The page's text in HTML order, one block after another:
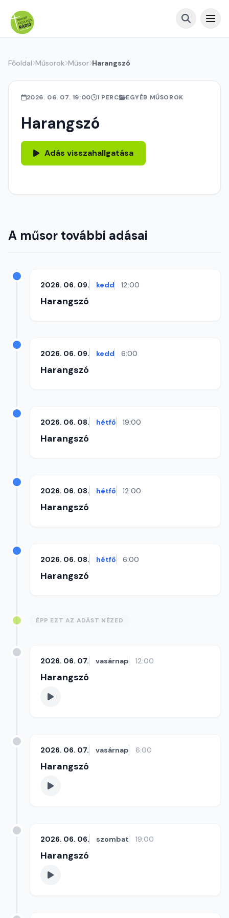
Főoldal Műsorok Műsor Harangszó
2026. 06. 07. 19:00 1 PERC EGYÉB MŰSOROK
Harangszó
Adás visszahallgatása
A műsor további adásai
2026. 06. 09. kedd 12:00
Harangszó
2026. 06. 09. kedd 6:00
Harangszó
2026. 06. 08. hétfő 19:00
Harangszó
2026. 06. 08. hétfő 12:00
Harangszó
2026. 06. 08. hétfő 6:00
Harangszó
ÉPP EZT AZ ADÁST NÉZED
2026. 06. 07. vasárnap 12:00
Harangszó
2026. 06. 07. vasárnap 6:00
Harangszó
2026. 06. 06. szombat 19:00
Harangszó